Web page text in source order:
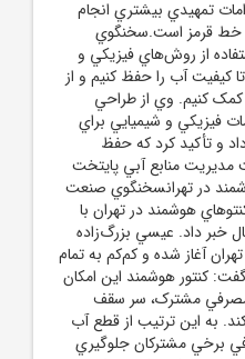
تمهيدي بيشتري انجام
خط قرمز است.سخنگوي
از روش‌هاي فيزيکي و
کيفيت آب را حفظ کنيم و از
کنيم. وي از طراحي
فيزيکي و شيميايي براي
و تأکيد کرد که حفظ
مديريت منابع آبي پايتخت
در تهرانسخنگوي صنعت
هوشمند در تهران با
خبر داد. عيسي بزرگ‌زاده
آغاز شده و کم‌کم به تمام
کنتور هوشمند اين امکان
مشترک، سر سقف
به اين ترتيب از قطع آب
برخي مشترکان جلوگيري